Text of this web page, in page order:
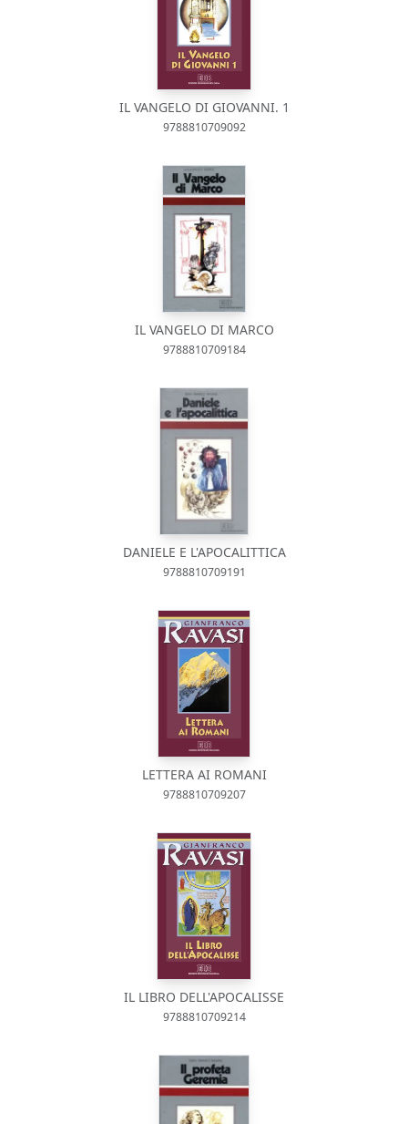
IL VANGELO DI GIOVANNI. 1
9788810709092
IL VANGELO DI MARCO
9788810709184
DANIELE E L'APOCALITTICA
9788810709191
LETTERA AI ROMANI
9788810709207
IL LIBRO DELL'APOCALISSE
9788810709214